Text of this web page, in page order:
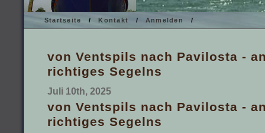
Startseite / Kontakt / Anmelden /
von Ventspils nach Pavilosta -
richtiges Segelns
Juli 10th, 2025
von Ventspils nach Pavilosta -
richtiges Segelns